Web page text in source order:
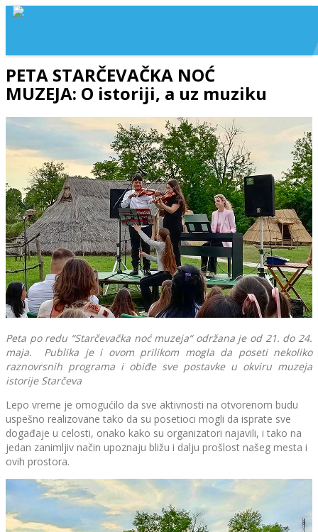
PETA STARČEVAČKA NOĆ
MUZEJA: O istoriji, a uz muziku
Peta po redu “Starčevačka noć muzeja“ održana je od 21. do 24.
maja. Publika je i ovom prilikom mogla da poseti nekoliko
raznovrsnih programa i obiđe sve postavke u okviru muzeja
istorije Starčeva
Lepo vreme je omogućilo da sve aktivnosti na otvorenom budu
uspešno realizovane tako da su posetioci mogli da isprate sve
događaje u celosti, onako kako su organizatori najavili, i tako na
jedan zanimljiv način upoznaju bližu i dalju prošlost našeg mesta i
ovih prostora.